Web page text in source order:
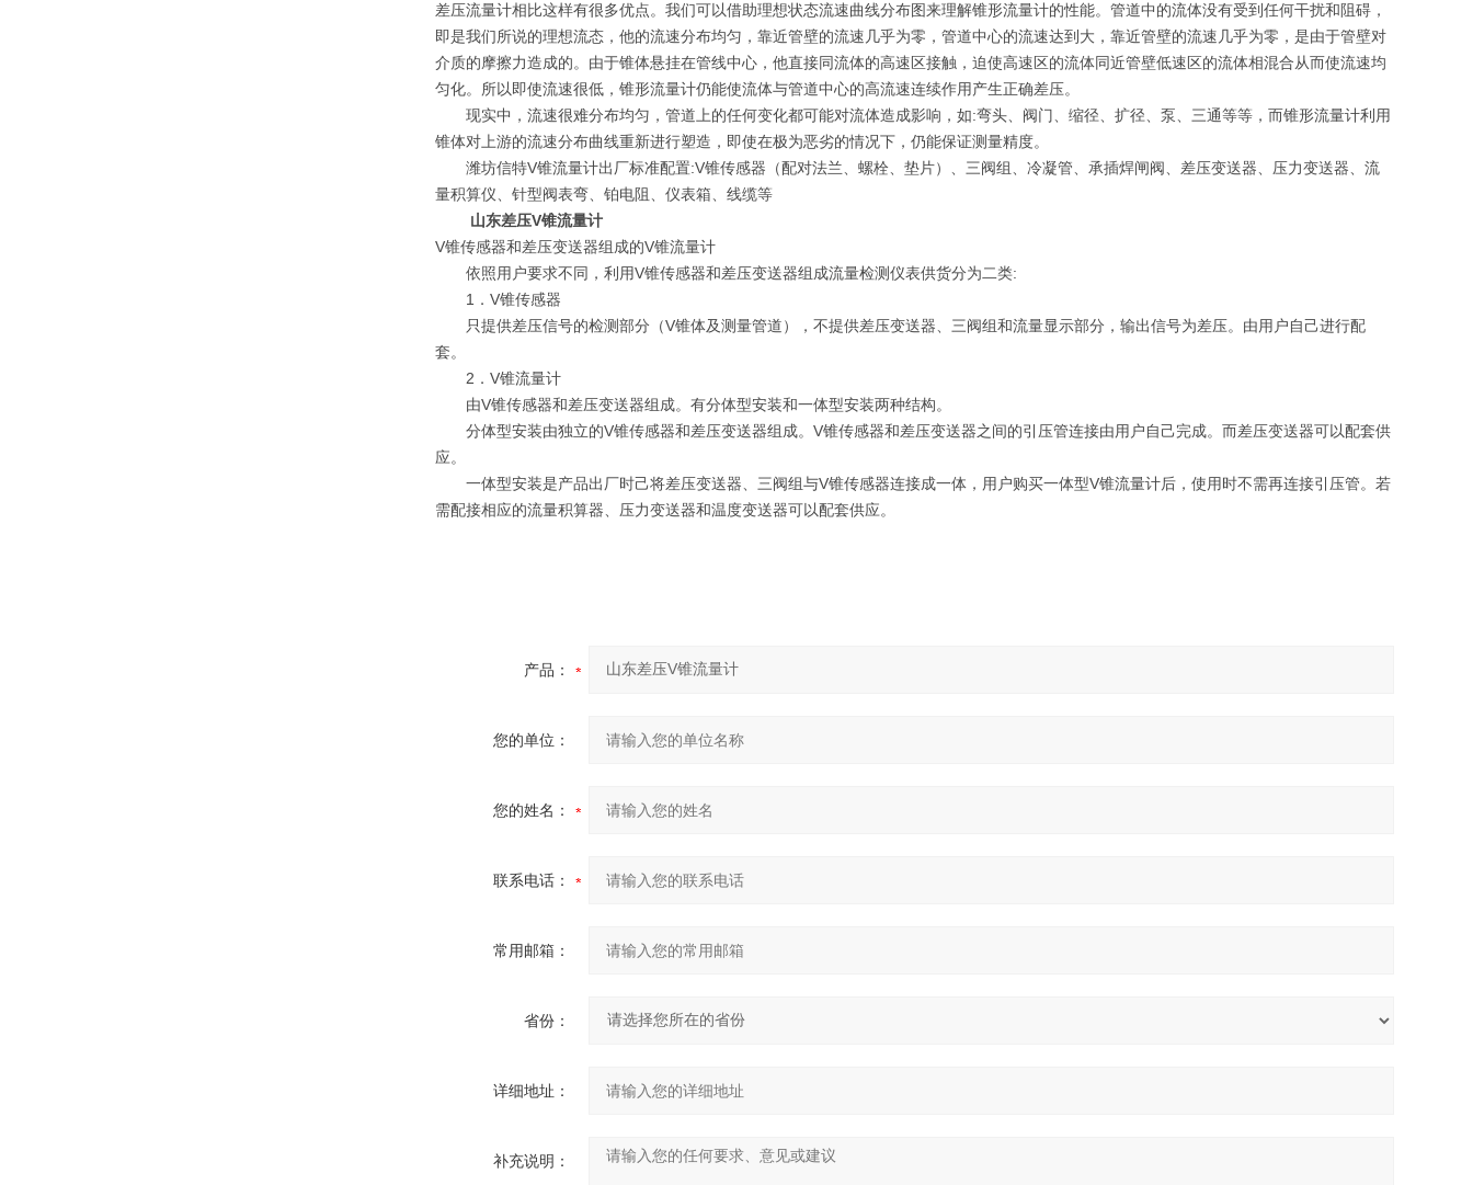
差压流量计相比这样有很多优点。我们可以借助理想状态流速曲线分布图来理解锥形流量计的性能。管道中的流体没有受到任何干扰和阻碍，
即是我们所说的理想流态，他的流速分布均匀，靠近管壁的流速几乎为零，管道中心的流速达到大，靠近管壁的流速几乎为零，是由于管壁对
介质的摩擦力造成的。由于锥体悬挂在管线中心，他直接同流体的高速区接触，迫使高速区的流体同近管壁低速区的流体相混合从而使流速均
匀化。所以即使流速很低，锥形流量计仍能使流体与管道中心的高流速连续作用产生正确差压。
现实中，流速很难分布均匀，管道上的任何变化都可能对流体造成影响，如:弯头、阀门、缩径、扩径、泵、三通等等，而锥形流量计利用
锥体对上游的流速分布曲线重新进行塑造，即使在极为恶劣的情况下，仍能保证测量精度。
潍坊信特V锥流量计出厂标准配置:V锥传感器（配对法兰、螺栓、垫片）、三阀组、冷凝管、承插焊闸阀、差压变送器、压力变送器、流
量积算仪、针型阀表弯、铂电阻、仪表箱、线缆等
山东差压V锥流量计
V锥传感器和差压变送器组成的V锥流量计
依照用户要求不同，利用V锥传感器和差压变送器组成流量检测仪表供货分为二类:
1．V锥传感器
只提供差压信号的检测部分（V锥体及测量管道），不提供差压变送器、三阀组和流量显示部分，输出信号为差压。由用户自己进行配
套。
2．V锥流量计
由V锥传感器和差压变送器组成。有分体型安装和一体型安装两种结构。
分体型安装由独立的V锥传感器和差压变送器组成。V锥传感器和差压变送器之间的引压管连接由用户自己完成。而差压变送器可以配套供
应。
一体型安装是产品出厂时己将差压变送器、三阀组与V锥传感器连接成一体，用户购买一体型V锥流量计后，使用时不需再连接引压管。若
需配接相应的流量积算器、压力变送器和温度变送器可以配套供应。
产品：
您的单位：
您的姓名：
联系电话：
常用邮箱：
省份：
详细地址：
补充说明：